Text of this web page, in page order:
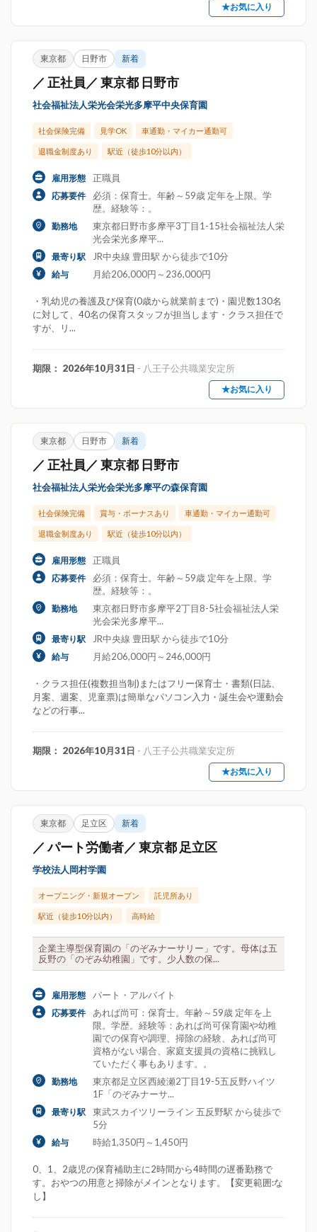
★お気に入り
東京都 日野市 新着
／ 正社員／ 東京都 日野市
社会福祉法人栄光会栄光多摩平中央保育園
社会保険完備 見学OK 車通勤・マイカー通勤可
退職金制度あり 駅近（徒歩10分以内）
雇用形態 正職員
応募要件
必須：保育士。年齢～59歳 定年を上限。学
歴。経験等：。
勤務地
東京都日野市多摩平3丁目1-15社会福祉法人栄
光会栄光多摩平...
最寄り駅 JR中央線 豊田駅 から徒歩で10分
給与 月給206,000円～236,000円
・乳幼児の養護及び保育(0歳から就業前まで)・園児数130名
に対して、40名の保育スタッフが担当します・クラス担任で
すが、リ...
期限： 2026年10月31日 - 八王子公共職業安定所
★お気に入り
東京都 日野市 新着
／ 正社員／ 東京都 日野市
社会福祉法人栄光会栄光多摩平の森保育園
社会保険完備 賞与・ボーナスあり 車通勤・マイカー通勤可
退職金制度あり 駅近（徒歩10分以内）
雇用形態 正職員
応募要件
必須：保育士。年齢～59歳 定年を上限。学
歴。経験等：。
勤務地
東京都日野市多摩平2丁目8-5社会福祉法人栄
光会栄光多摩平...
最寄り駅 JR中央線 豊田駅 から徒歩で10分
給与 月給206,000円～246,000円
・クラス担任(複数担当制)またはフリー保育士・書類(日誌、
月案、週案、児童票)は簡単なパソコン入力・誕生会や運動会
などの行事...
期限： 2026年10月31日 - 八王子公共職業安定所
★お気に入り
東京都 足立区 新着
／ パート労働者／ 東京都 足立区
学校法人岡村学園
オープニング・新規オープン 託児所あり
駅近（徒歩10分以内） 高時給
企業主導型保育園の「のぞみナーサリー」です。母体は五
反野の「のぞみ幼稚園」です。少人数の保...
雇用形態 パート・アルバイト
応募要件
あれば尚可：保育士。年齢～59歳 定年を上
限。学歴。経験等：あれば尚可保育園や幼稚
園での保育や調理、掃除の経験、あれば尚可
資格がない場合、家庭支援員の資格に挑戦し
ていただく事もあります。。
勤務地
東京都足立区西綾瀬2丁目19-5五反野ハイツ
1F「のぞみナーサ...
最寄り駅
東武スカイツリーライン 五反野駅 から徒歩で
5分
給与 時給1,350円～1,450円
0、1、2歳児の保育補助主に2時間から4時間の遅番勤務で
す。おやつの用意と掃除がメインとなります。【変更範囲:な
し】